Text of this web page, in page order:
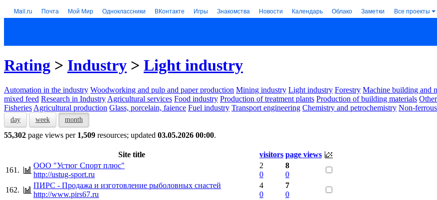
Mail.ru Почта Мой Мир Одноклассники ВКонтакте Игры Знакомства Новости Календарь Облако Заметки Все проекты
Rating > Industry > Light industry
Automation in the industry Woodworking and pulp and paper production Mining industry Light industry Forestry Machine building and
mixed feed Research in Industry Agricultural services Food industry Production of treatment plants Production of building materials
Fisheries Agricultural production Glass, porcelain, faience Fuel industry Transport engineering Chemistry and petrochemistry Non-
day week month
55,302 page views per 1,509 resources; updated 03.05.2026 00:00.
Site title visitors page views
161.
ООО "Устюг Спорт плюс"
http://ustug-sport.ru
2
0
8
0
162.
ПИРС - Продажа и изготовление рыболовных снастей
http://www.pirs67.ru
4
0
7
0